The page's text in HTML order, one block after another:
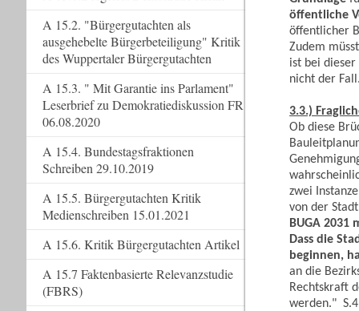
öffentliche
öffentlicher
Zudem
ist bei
nicht der
3.3.)
Ob diese
zwei
von der
BUGA
Dass die
beginnen,
an die
Rechtskraft
werden."
A 15.2. "Bürgergutachten als
ausgehebelte Bürgerbeteiligung" Kritik
des Wuppertaler Bürgergutachten
A 15.3. " Mit Garantie ins Parlament"
Leserbrief zu Demokratiediskussion FR
06.08.2020
A 15.4. Bundestagsfraktionen
Schreiben 29.10.2019
A 15.5. Bürgergutachten Kritik
Medienschreiben 15.01.2021
A 15.6. Kritik Bürgergutachten Artikel
A 15.7 Faktenbasierte Relevanzstudie
(FBRS)